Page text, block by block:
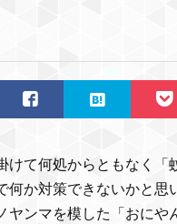
けて何処からともなく「
何か対策できないかと思
ヤンマを模した「おにや